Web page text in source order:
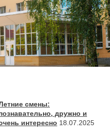
смены:
дружно и
интересно 18.07.2025